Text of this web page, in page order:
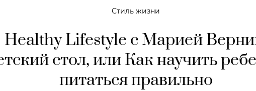
Стиль жизни
Healthy Lifestyle с Марией
стол, или Как научить
питаться правильно